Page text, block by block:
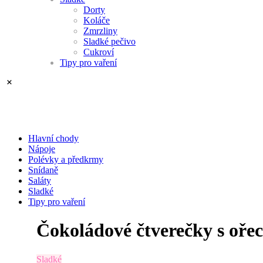
Dorty
Koláče
Zmrzliny
Sladké pečivo
Cukroví
Tipy pro vaření
Hlavní chody
Nápoje
Polévky a předkrmy
Snídaně
Saláty
Sladké
Tipy pro vaření
Čokoládové čtverečky s
Sladké